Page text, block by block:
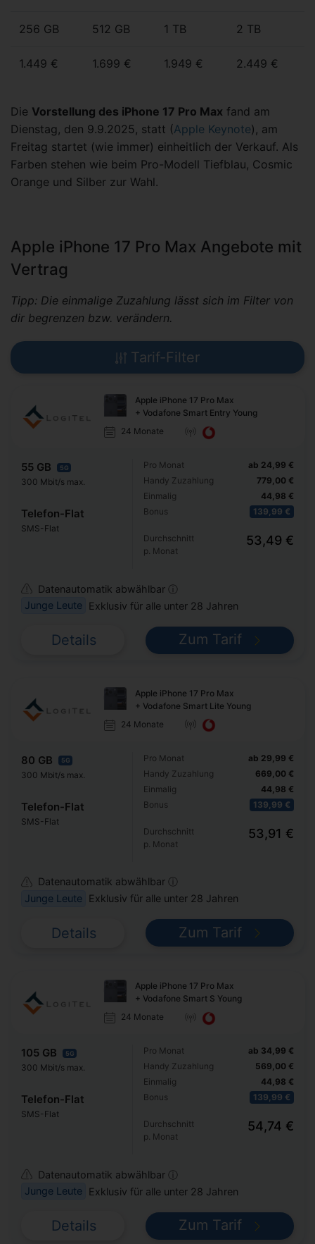
256 GB 512 GB 1 TB 2 TB
1.449 € 1.699 € 1.949 € 2.449 €
Die Vorstellung des iPhone 17 Pro Max fand am
Dienstag, den 9.9.2025, statt (Apple Keynote), am
Freitag startet (wie immer) einheitlich der Verkauf. Als
Farben stehen wie beim Pro-Modell Tiefblau, Cosmic
Orange und Silber zur Wahl.
Apple iPhone 17 Pro Max Angebote mit
Vertrag
Tipp: Die einmalige Zuzahlung lässt sich im Filter von
dir begrenzen bzw. verändern.
Tarif-Filter
Apple iPhone 17 Pro Max
+ Vodafone Smart Entry Young
24 Monate
55 GB 5G
300 Mbit/s max.
Telefon-Flat
SMS-Flat
Pro Monat
Handy Zuzahlung
Einmalig
Bonus
ab 24,99 €
779,00 €
44,98 €
139,99 €
Durchschnitt
p. Monat
53,49 €
Datenautomatik abwählbar ⓘ
Junge Leute
Exklusiv für alle unter 28 Jahren
Details Zum Tarif
Apple iPhone 17 Pro Max
+ Vodafone Smart Lite Young
24 Monate
80 GB 5G
300 Mbit/s max.
Telefon-Flat
SMS-Flat
Pro Monat
Handy Zuzahlung
Einmalig
Bonus
ab 29,99 €
669,00 €
44,98 €
139,99 €
Durchschnitt
p. Monat
53,91 €
Datenautomatik abwählbar ⓘ
Junge Leute
Exklusiv für alle unter 28 Jahren
Details Zum Tarif
Apple iPhone 17 Pro Max
+ Vodafone Smart S Young
24 Monate
105 GB 5G
300 Mbit/s max.
Telefon-Flat
SMS-Flat
Pro Monat
Handy Zuzahlung
Einmalig
Bonus
ab 34,99 €
569,00 €
44,98 €
139,99 €
Durchschnitt
p. Monat
54,74 €
Datenautomatik abwählbar ⓘ
Junge Leute
Exklusiv für alle unter 28 Jahren
Details Zum Tarif